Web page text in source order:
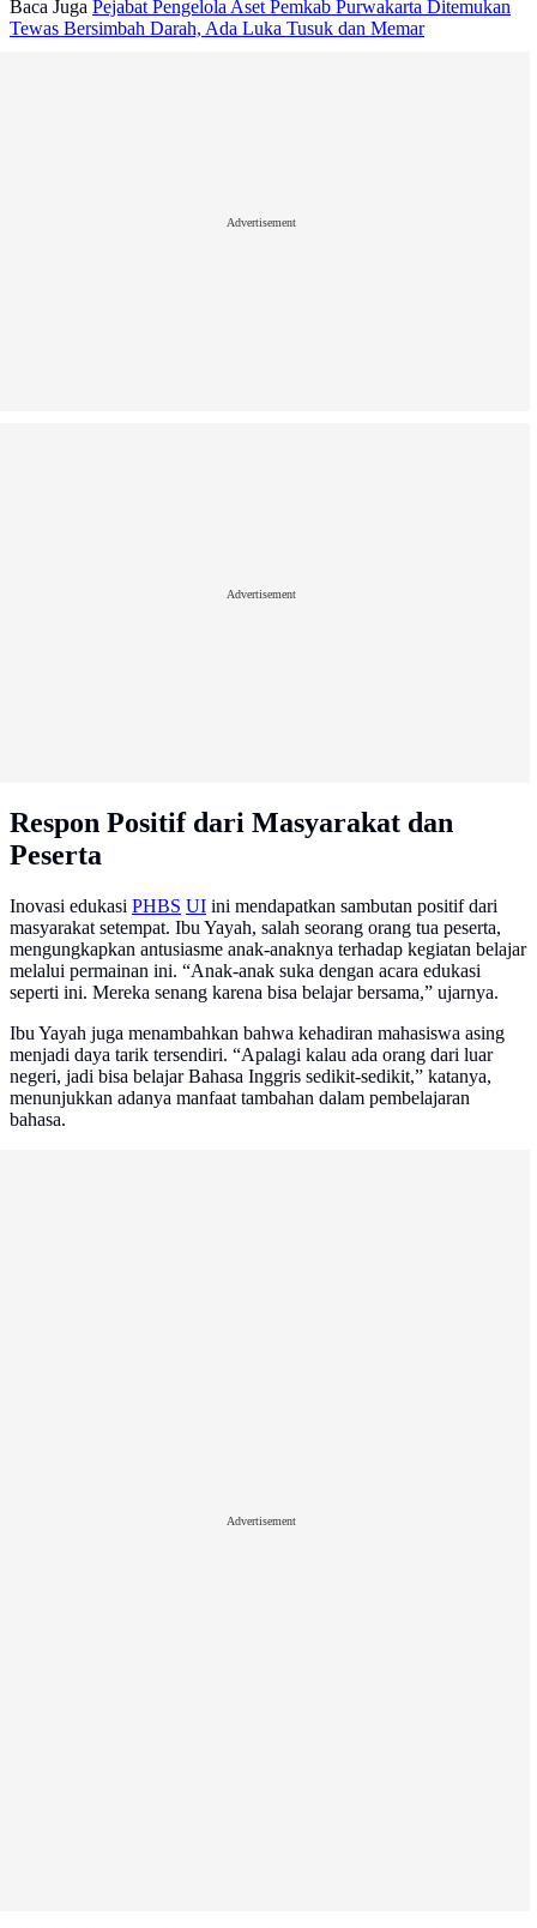
Baca Juga Pejabat Pengelola Aset Pemkab Purwakarta Ditemukan
Tewas Bersimbah Darah, Ada Luka Tusuk dan Memar
Advertisement
Advertisement
Respon Positif dari Masyarakat dan
Peserta
Inovasi edukasi PHBS UI ini mendapatkan sambutan positif dari
masyarakat setempat. Ibu Yayah, salah seorang orang tua peserta,
mengungkapkan antusiasme anak-anaknya terhadap kegiatan belajar
melalui permainan ini. “Anak-anak suka dengan acara edukasi
seperti ini. Mereka senang karena bisa belajar bersama,” ujarnya.
Ibu Yayah juga menambahkan bahwa kehadiran mahasiswa asing
menjadi daya tarik tersendiri. “Apalagi kalau ada orang dari luar
negeri, jadi bisa belajar Bahasa Inggris sedikit-sedikit,” katanya,
menunjukkan adanya manfaat tambahan dalam pembelajaran
bahasa.
Advertisement